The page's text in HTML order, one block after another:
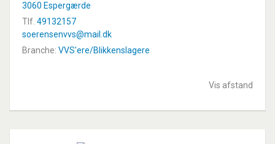
3060 Espergærde
Tlf. 49132157
soerensenvvs@mail.dk
Branche: VVS'ere/Blikkenslagere
Vis afstand